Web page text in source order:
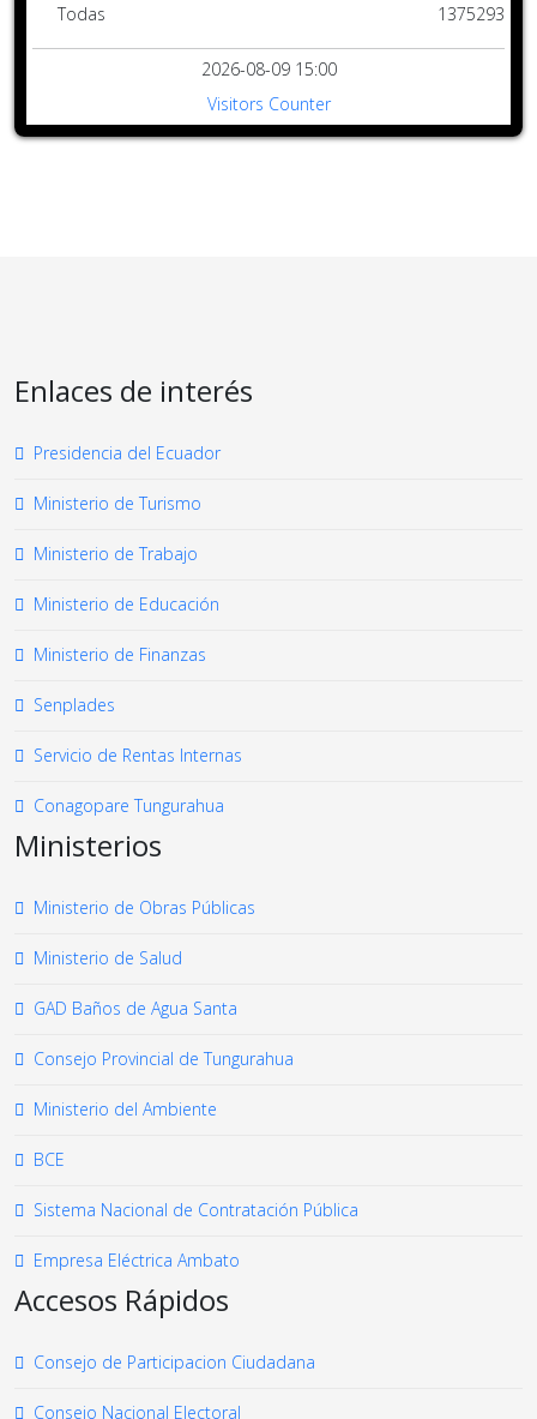
Todas
1375293
2026-08-09 15:00
Visitors Counter
Enlaces de interés
Presidencia del Ecuador
Ministerio de Turismo
Ministerio de Trabajo
Ministerio de Educación
Ministerio de Finanzas
Senplades
Servicio de Rentas Internas
Conagopare Tungurahua
Ministerios
Ministerio de Obras Públicas
Ministerio de Salud
GAD Baños de Agua Santa
Consejo Provincial de Tungurahua
Ministerio del Ambiente
BCE
Sistema Nacional de Contratación Pública
Empresa Eléctrica Ambato
Accesos Rápidos
Consejo de Participacion Ciudadana
Consejo Nacional Electoral